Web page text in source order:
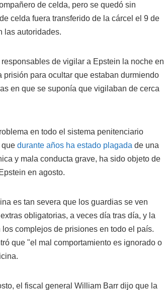
de celda, pero se quedó sin
celda fuera transferido de la cárcel el 9 de
las autoridades.
de vigilar a Epstein la noche en
para ocultar que estaban durmiendo
en que se suponía que vigilaban de cerca
en todo el sistema penitenciario
que durante años ha estado plagada de una
y mala conducta grave, ha sido objeto de
en agosto.
es tan severa que los guardias se ven
obligatorias, a veces día tras día, y la
complejos de prisiones en todo el país.
que "el mal comportamiento es ignorado o
el fiscal general William Barr dijo que la